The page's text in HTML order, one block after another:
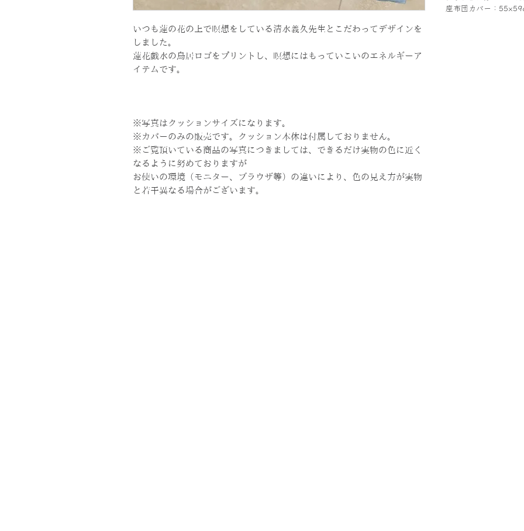
いつも蓮の花の上で瞑想をしている清水義久先生とこだわってデザインを
しました。
蓮花戯水の鳥居ロゴをプリントし、瞑想にはもっていこいのエネルギーア
イテムです。
※写真はクッションサイズになります。
※カバーのみの販売です。クッション本体は付属しておりません。
※ご覧頂いている商品の写真につきましては、できるだけ実物の色に近く
なるように努めておりますが
お使いの環境（モニター、ブラウザ等）の違いにより、色の見え方が実物
と若干異なる場合がございます。
座布団カバー：